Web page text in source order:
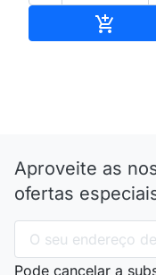

Aproveite as
ofertas
Pode cancelar a